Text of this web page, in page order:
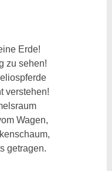
Erde!
zu sehen!
verstehen!
Wagen,
getragen.